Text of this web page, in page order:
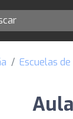
Escuelas